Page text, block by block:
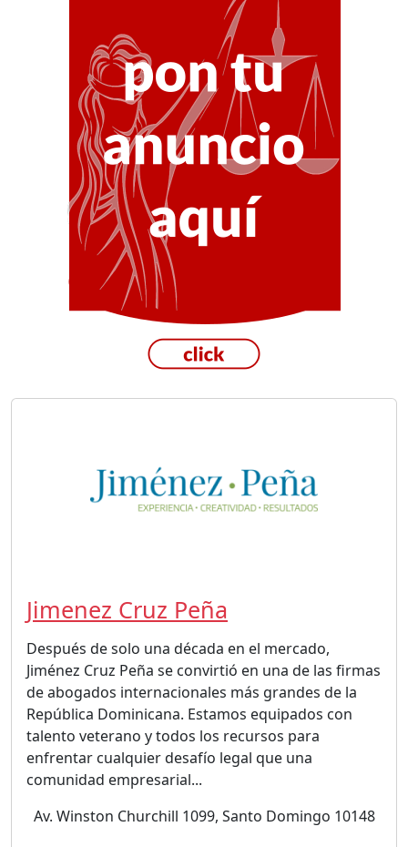
Jimenez Cruz Peña
Después de solo una década en el mercado,
Jiménez Cruz Peña se convirtió en una de las firmas
de abogados internacionales más grandes de la
República Dominicana. Estamos equipados con
talento veterano y todos los recursos para
enfrentar cualquier desafío legal que una
comunidad empresarial...
Av. Winston Churchill 1099, Santo Domingo 10148